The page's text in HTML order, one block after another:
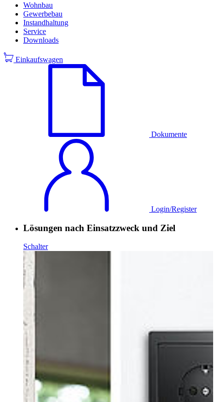
Wohnbau
Gewerbebau
Instandhaltung
Service
Downloads
Einkaufswagen
Dokumente
Login/Register
Lösungen nach Einsatzzweck und Ziel
Schalter